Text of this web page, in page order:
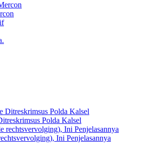
Polda Kalsel
Ini Penjelasannya